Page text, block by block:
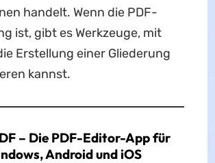
handelt. Wenn die PDF-
ist, gibt es Werkzeuge, mit
Erstellung einer Gliederung
kannst.
– Die PDF-Editor-App für
Android und iOS